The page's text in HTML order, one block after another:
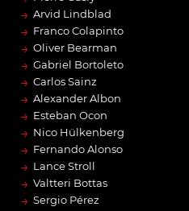
→ Arvid Lindblad
→ Franco Colapinto
→ Oliver Bearman
→ Gabriel Bortoleto
→ Carlos Sainz
→ Alexander Albon
→ Esteban Ocon
→ Nico Hülkenberg
→ Fernando Alonso
→ Lance Stroll
→ Valtteri Bottas
→ Sergio Pérez